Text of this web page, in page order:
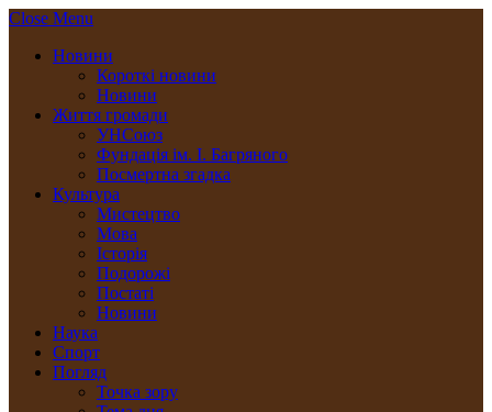
Close Menu
Новини
Короткі новини
Новини
Життя громади
УНСоюз
Фундація ім. І. Багряного
Посмертна згадка
Культура
Мистецтво
Мова
Історія
Подорожі
Постаті
Новини
Наука
Спорт
Погляд
Точка зору